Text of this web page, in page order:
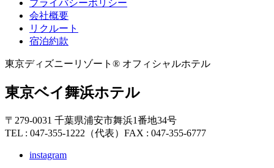
プライバシーポリシー
会社概要
リクルート
宿泊約款
東京ディズニーリゾート® オフィシャルホテル
東京ベイ舞浜ホテル
〒279-0031 千葉県浦安市舞浜1番地34号
TEL : 047-355-1222（代表） FAX : 047-355-6777
instagram